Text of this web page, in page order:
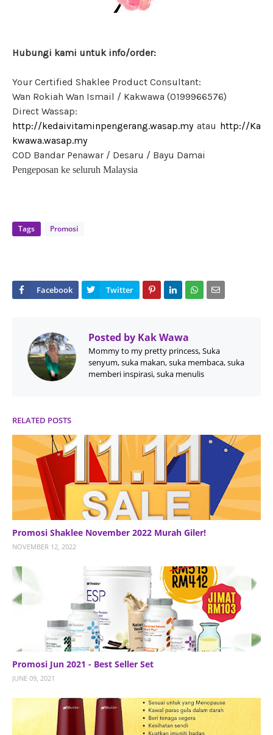
Hubungi kami untuk info/order:
Your Certified Shaklee Product Consultant:
Wan Rokiah Wan Ismail / Kakwawa (0199966576)
Direct Wassap:
http://kedaivitaminpengerang.wasap.myatau http://Ka
kwawa.wasap.my
COD Bandar Penawar / Desaru / Bayu Damai
Pengeposan ke seluruh Malaysia
Tags Promosi
Posted by Kak Wawa
Mommy to my pretty princess, Suka
senyum, suka makan, suka membaca, suka
memberi inspirasi, suka menulis
RELATED POSTS
Promosi Shaklee November 2022 Murah Giler!
NOVEMBER 12, 2022
Promosi Jun 2021 - Best Seller Set
JUNE 09, 2021